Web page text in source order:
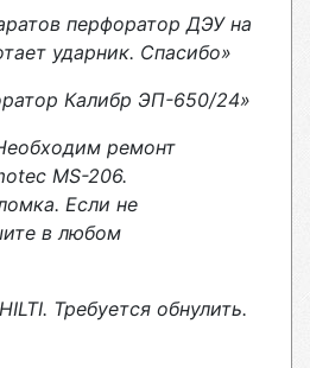
перфоратор ДЭУ на
ударник. Спасибо»
Калибр ЭП-650/24»
ремонт
MS-206.
Если не
в любом
Требуется обнулить.